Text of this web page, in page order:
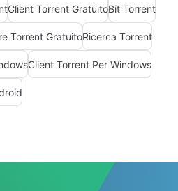
Client Torrent GratuitoBit Torrent
Torrent GratuitoRicerca Torrent
Client Torrent Per Windows